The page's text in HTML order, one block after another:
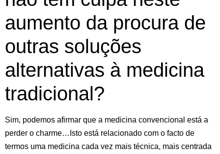
aumento da procura de
outras soluções
alternativas à medicina
tradicional?
Sim, podemos afirmar que a medicina convencional está a
perder o charme…Isto está relacionado com o facto de
termos uma medicina cada vez mais técnica, mais centrada